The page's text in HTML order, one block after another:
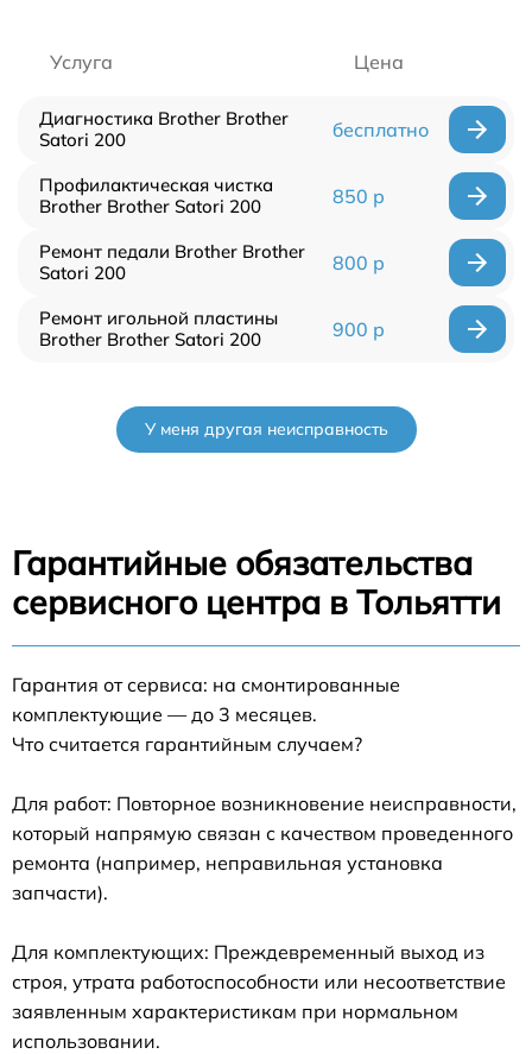
Услуга Цена
Диагностика Brother Brother
Satori 200
бесплатно
Профилактическая чистка
Brother Brother Satori 200
850 р
Ремонт педали Brother Brother
Satori 200
800 р
Ремонт игольной пластины
Brother Brother Satori 200
900 р
У меня другая неисправность
Гарантийные обязательства
сервисного центра в Тольятти
Гарантия от сервиса: на смонтированные
комплектующие — до 3 месяцев.
Что считается гарантийным случаем?
Для работ: Повторное возникновение неисправности,
который напрямую связан с качеством проведенного
ремонта (например, неправильная установка
запчасти).
Для комплектующих: Преждевременный выход из
строя, утрата работоспособности или несоответствие
заявленным характеристикам при нормальном
использовании.